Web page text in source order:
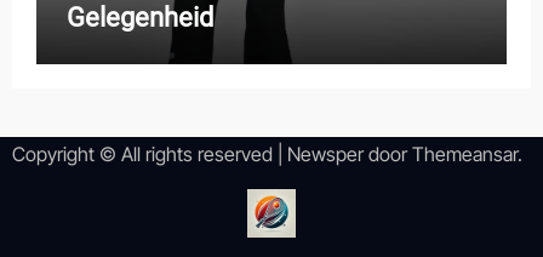
Gelegenheid
Copyright © All rights reserved NewsperdoorThemeansar.